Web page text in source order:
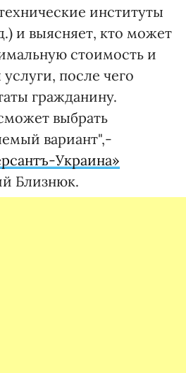
институты
и выясняет, кто может
стоимость и
после чего
гражданину.
выбрать
вариант",-
Украина»
Близнюк.